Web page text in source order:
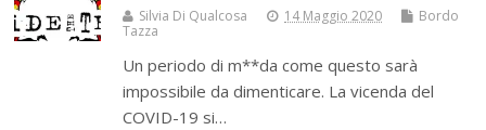
Silvia Di Qualcosa 14 Maggio 2020
Bordo
Tazza
Un periodo di m**da come questo sarà
impossibile da dimenticare. La vicenda del
COVID-19 si…